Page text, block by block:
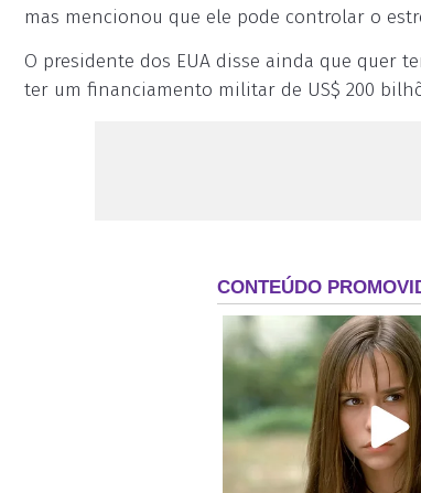
mas mencionou que ele pode controlar o
O presidente dos EUA disse ainda que quer
ter um financiamento militar de US$ 200